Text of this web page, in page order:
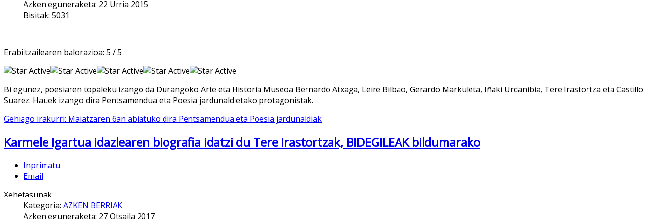
Azken eguneraketa: 22 Urria 2015
Bisitak: 5031
Erabiltzailearen balorazioa: 5 /5
Bi egunez, poesiaren topaleku izango da Durangoko Arte eta Historia Museoa Bernardo Atxaga, Leire Bilbao, Gerardo Markuleta, Iñaki Urdanibia, Tere Irastortza eta Castillo
Suarez. Hauek izango dira Pentsamendua eta Poesia jardunaldietako protagonistak.
Gehiago irakurri: Maiatzaren 6an abiatuko dira Pentsamendua eta Poesia jardunaldiak
Karmele Igartua idazlearen biografia idatzi du Tere Irastortzak, BIDEGILEAK bildumarako
Inprimatu
Email
Xehetasunak
Kategoria: AZKEN BERRIAK
Azken eguneraketa: 27 Otsaila 2017